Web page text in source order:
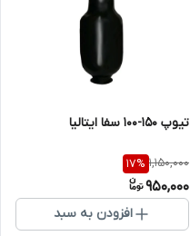
تیوپ 150-100 سفا ایتالیا
1,150,000
17%
950,000
افزودن به سبد